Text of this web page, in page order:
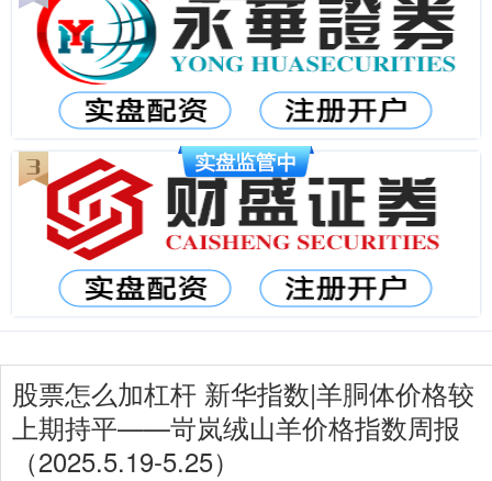
股票怎么加杠杆 新华指数|羊胴体价格较
上期持平——岢岚绒山羊价格指数周报
（2025.5.19-5.25）